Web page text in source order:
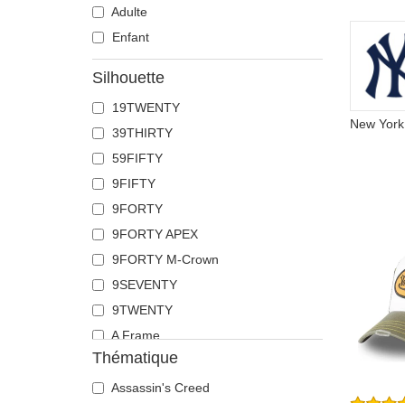
Doberman
Dragon
Écureuil
Élan
Flamant
Fourmi
Guépard
Hibou
Hippopotame
Labrador retriever
Langouste
Lézard
Libellule
Licorne
Lion
Lionne
Mitchell & Ness
New Era
Nike
Oblack
Pica Pica
The No.1 Face
Von Dutch
Wheels And Waves
Adulte
Enfant
Silhouette
19TWENTY
39THIRTY
59FIFTY
9FIFTY
9FORTY
9FORTY APEX
9FORTY M-Crown
9SEVENTY
9TWENTY
A Frame
E Frame
Runner
Thématique
Assassin's Creed